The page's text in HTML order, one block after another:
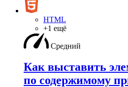
HTML
+1 ещё
Средний
Как выставить
по содержимому